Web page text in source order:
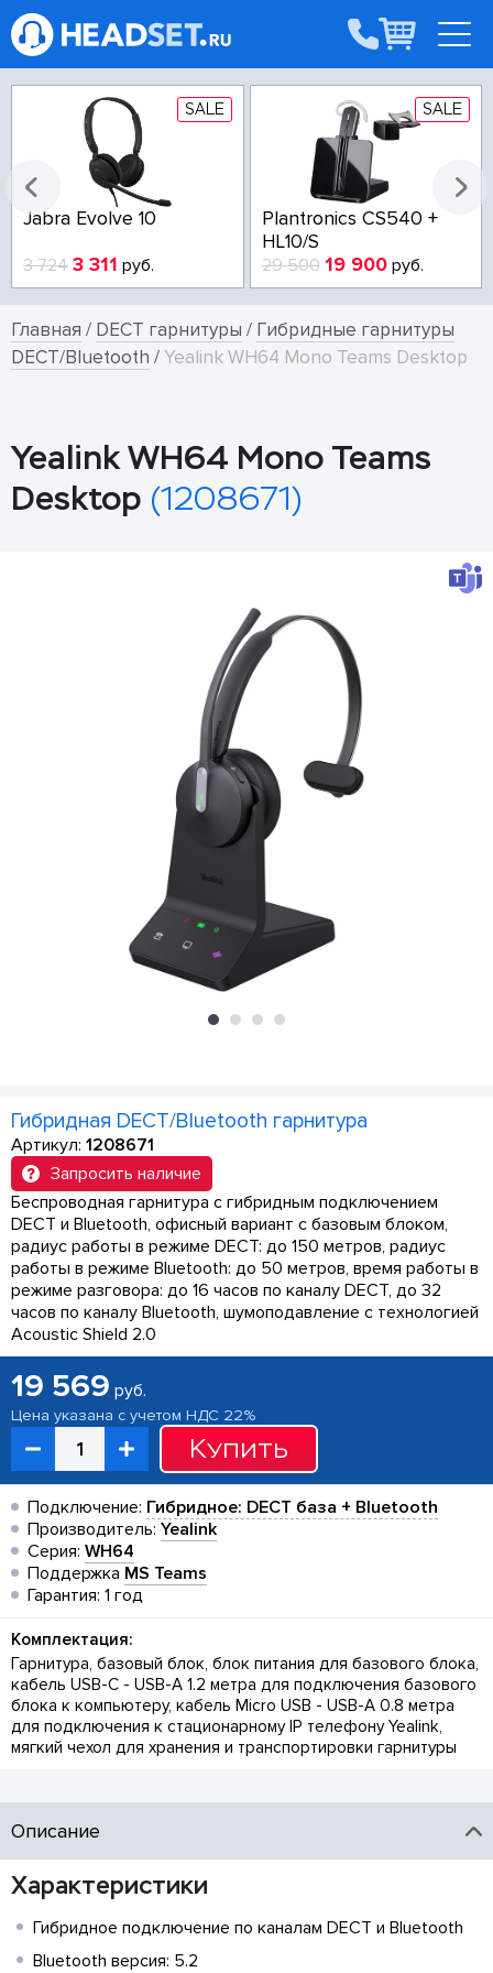
SALE
CS540 +
50019 900руб.
SALE
Poly Voyager Focus 2
USB-A/USB-C Teams
17 295 15 614руб.
Главная / DECT гарнитуры / Гибридные гарнитуры
DECT/Bluetooth /Yealink WH64 Mono Teams Desktop
Yealink WH64 Mono Teams
Desktop (1208671)
Гибридная DECT/Bluetooth гарнитура
Артикул: 1208671
Запросить наличие
Беспроводная гарнитура с гибридным подключением
DECT и Bluetooth, офисный вариант с базовым блоком,
радиус работы в режиме DECT: до 150 метров, радиус
работы в режиме Bluetooth: до 50 метров, время работы в
режиме разговора: до 16 часов по каналу DECT, до 32
часов по каналу Bluetooth, шумоподавление с технологией
Acoustic Shield 2.0
19 569 руб.
Цена указана с учетом НДС 22%
Купить
Подключение: Гибридное: DECT база + Bluetooth
Производитель: Yealink
Серия: WH64
Поддержка MS Teams
Гарантия: 1 год
Комплектация:
Гарнитура, базовый блок, блок питания для базового блока,
кабель USB-C - USB-A 1.2 метра для подключения базового
блока к компьютеру, кабель Micro USB - USB-A 0.8 метра
для подключения к стационарному IP телефону Yealink,
мягкий чехол для хранения и транспортировки гарнитуры
Описание
Характеристики
Гибридное подключение по каналам DECT и Bluetooth
Bluetooth версия: 5.2